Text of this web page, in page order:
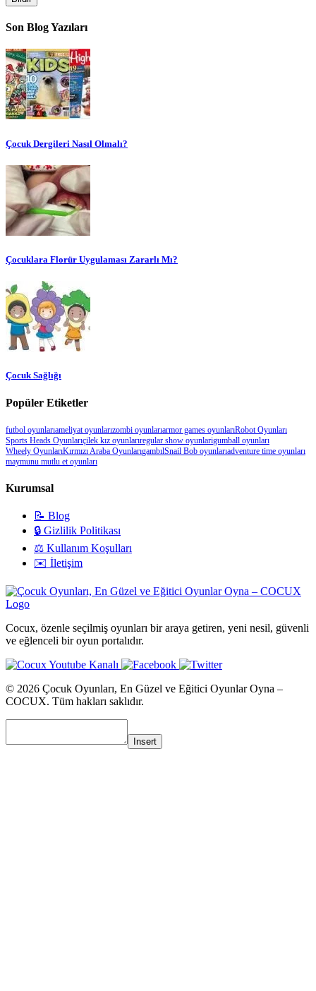
Son Blog Yazıları
Çocuk Dergileri Nasıl Olmalı?
Çocuklara Florür Uygulaması Zararlı Mı?
Çocuk Sağlığı
Popüler Etiketler
futbol oyunlarıameliyat oyunlarızombi oyunlarıarmor games oyunlarıRobot Oyunları
Sports Heads Oyunlarıçilek kız oyunlarıregular show oyunlarigumball oyunları
Wheely OyunlarıKırmızı Araba OyunlarıgambılSnail Bob oyunlarıadventure time oyunları
maymunu mutlu et oyunları
Kurumsal
📝 Blog
🔒 Gizlilik Politikası
⚖️ Kullanım Koşulları
✉️ İletişim
Cocux, özenle seçilmiş oyunları bir araya getiren, yeni nesil, güvenli
ve eğlenceli bir oyun portalıdır.
© 2026 Çocuk Oyunları, En Güzel ve Eğitici Oyunlar Oyna –
COCUX. Tüm hakları saklıdır.
Insert